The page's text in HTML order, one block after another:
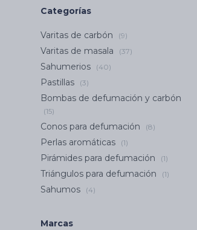
Categorías
Varitas de carbón (9)
Varitas de masala (37)
Sahumerios (40)
Pastillas (3)
Bombas de defumación y carbón
(15)
Conos para defumación (8)
Perlas aromáticas (1)
Pirámides para defumación (1)
Triángulos para defumación (1)
Sahumos (4)
Marcas